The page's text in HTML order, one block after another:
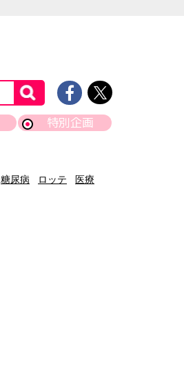
特別企画
糖尿病 ロッテ
医療